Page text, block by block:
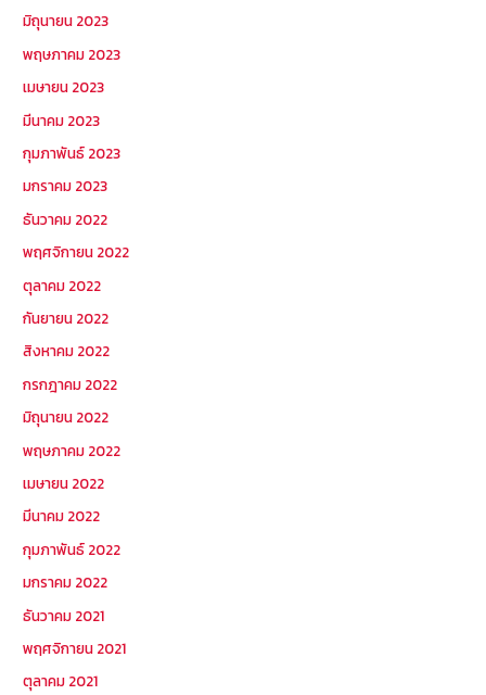
มิถุนายน 2023
พฤษภาคม 2023
เมษายน 2023
มีนาคม 2023
กุมภาพันธ์ 2023
มกราคม 2023
ธันวาคม 2022
พฤศจิกายน 2022
ตุลาคม 2022
กันยายน 2022
สิงหาคม 2022
กรกฎาคม 2022
มิถุนายน 2022
พฤษภาคม 2022
เมษายน 2022
มีนาคม 2022
กุมภาพันธ์ 2022
มกราคม 2022
ธันวาคม 2021
พฤศจิกายน 2021
ตุลาคม 2021